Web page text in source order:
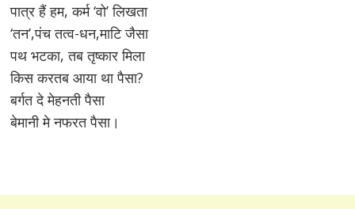
पात्र हैं हम, कर्म ‘वो’ लिखता
‘तन’,पंच तत्व-धन,माटि जैसा
पथ भटका, तब तृष्कार मिला
किस करतब आया था पैसा?
बर्गत दे मेहनती पैसा
बेमानी मे नफरत पैसा।